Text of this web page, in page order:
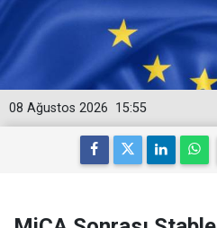
15:55
08 Ağustos 2026